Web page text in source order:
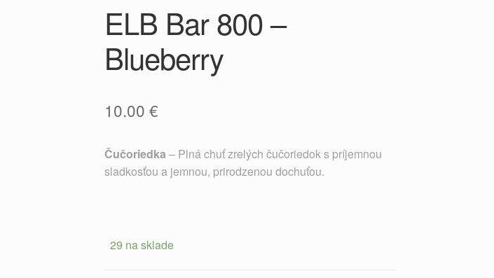
ELB Bar 800 –
Blueberry
10.00 €
Čučoriedka – Plná chuť zrelých čučoriedok s príjemnou
sladkosťou a jemnou, prirodzenou dochuťou.
29 na sklade